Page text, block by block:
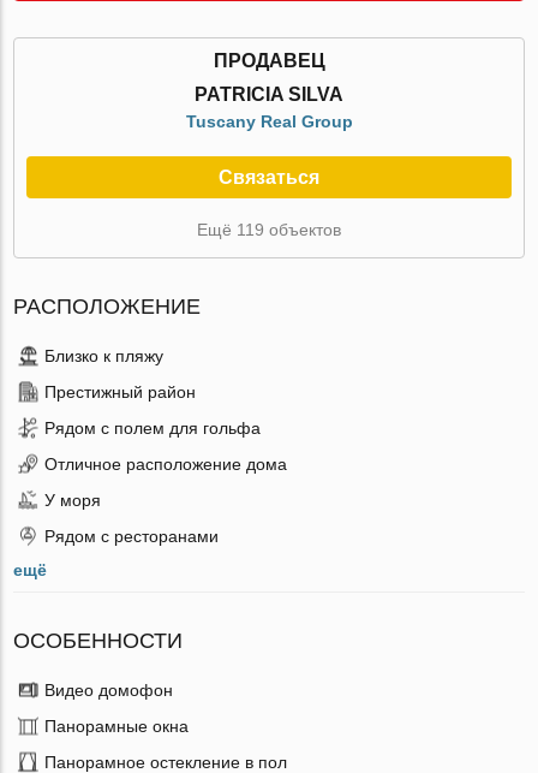
ПРОДАВЕЦ
PATRICIA SILVA
Tuscany Real Group
Связаться
Ещё 119 объектов
РАСПОЛОЖЕНИЕ
Близко к пляжу
Престижный район
Рядом с полем для гольфа
Отличное расположение дома
У моря
Рядом с ресторанами
ещё
ОСОБЕННОСТИ
Видео домофон
Панорамные окна
Панорамное остекление в пол